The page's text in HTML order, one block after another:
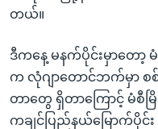
တယ်။
ဒီကနေ့ မနက်ပိုင်းမှာတော့ မံ
က လုံဂျာတောင်ဘက်မှာ
တာတွေ ရှိတာကြောင့် မံ
ကချင်ပြည်နယ်မြောက်